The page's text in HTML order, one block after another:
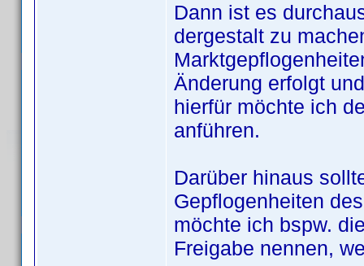
Dann ist es
dergestalt zu
Änderung erfolgt
hierfür möchte ich
anführen.
Darüber hinaus
Gepflogenheiten
möchte ich bspw.
Freigabe nennen,